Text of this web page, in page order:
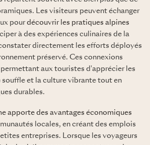
Les visiteurs peuvent échanger
pourdécouvrir les pratiques alpines
à des expériences culinaires de la
directement les efforts déployés
préservé. Ces connexions
aux touristes d'apprécier les
souffle et la culture vibrante tout en
durables.
apporte des avantages économiques
locales, en créant des emplois
entreprises. Lorsque les voyageurs